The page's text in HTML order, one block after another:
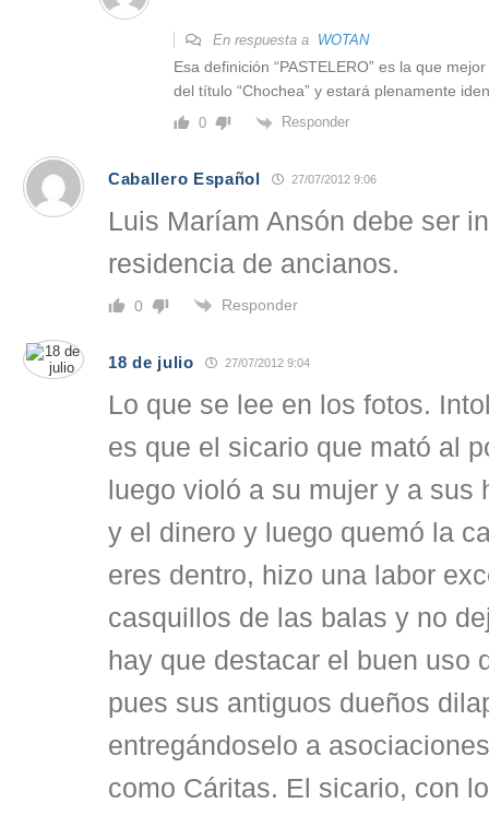
En respuesta a WOTAN
Esa definición “PASTELERO” es la que
del título “Chochea” y estará plenamente
0 Responder
Caballero Español 27/07/2012 9:06
Luis Maríam Ansón debe ser
residencia de ancianos.
0 Responder
18 de julio 27/07/2012 9:04
Lo que se lee en los fotos.
es que el sicario que mató al
luego violó a su mujer y a sus
y el dinero y luego quemó la
eres dentro, hizo una labor
casquillos de las balas y no
hay que destacar el buen uso
pues sus antiguos dueños
entregándoselo a
como Cáritas. El sicario, con